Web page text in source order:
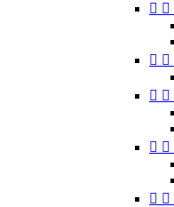
 
 
 
 
 